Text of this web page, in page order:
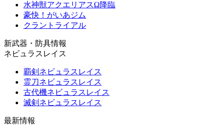
水神獣アクエリアスΩ降臨
豪快！がいあジム
クラントライアル
新武器・防具情報
ネビュラスレイス
覇剣ネビュラスレイス
霊刀ネビュラスレイス
古代機ネビュラスレイス
滅剣ネビュラスレイス
最新情報